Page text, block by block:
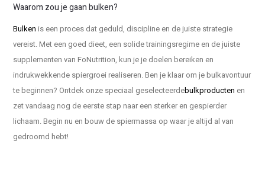
Waarom zou je gaan bulken?
Bulken is een proces dat geduld, discipline en de juiste strategie
vereist. Met een goed dieet, een solide trainingsregime en de juiste
supplementen van FoNutrition, kun je je doelen bereiken en
indrukwekkende spiergroei realiseren. Ben je klaar om je bulkavontuur
te beginnen? Ontdek onze speciaal geselecteerdebulkproducten en
zet vandaag nog de eerste stap naar een sterker en gespierder
lichaam. Begin nu en bouw de spiermassa op waar je altijd al van
gedroomd hebt!